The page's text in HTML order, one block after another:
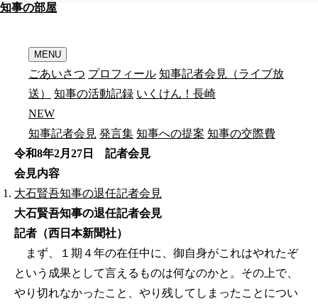
知事の部屋
MENU
ごあいさつ プロフィール 知事記者会見（ライブ放
送）
知事の活動記録 いくけん！長崎
NEW
知事記者会見 発言集 知事への提案 知事の交際費
令和8年2月27日 記者会見
会見内容
大石賢吾知事の退任記者会見
大石賢吾知事の退任記者会見
記者（西日本新聞社）
まず、１期４年の在任中に、御自身がこれはやれたぞ
という成果として言えるものは何なのかと。その上で、
やり切れなかったこと、やり残してしまったことについ